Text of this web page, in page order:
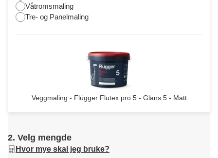
Våtromsmaling
Tre- og Panelmaling
Veggmaling - Flügger Flutex pro 5 - Glans 5 - Matt
2. Velg mengde
Hvor mye skal jeg bruke?